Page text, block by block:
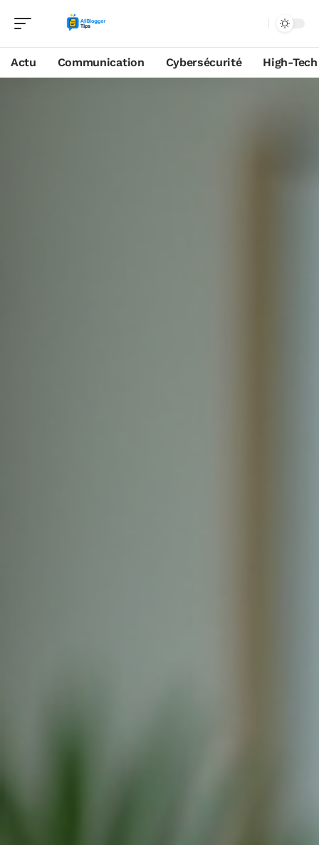
Actu Communication Cybersécurité High-Tech